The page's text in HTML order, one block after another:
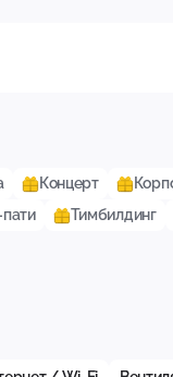
Концерт
Тимбилдинг